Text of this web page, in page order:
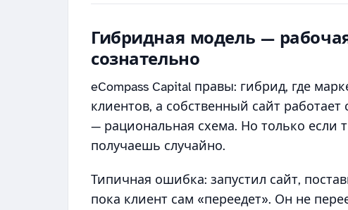
Гибридная модель —
сознательно
eCompass Capital правы: гибрид, где
клиентов, а собственный сайт
— рациональная схема. Но только если
получаешь случайно.
Типичная ошибка: запустил сайт,
пока клиент сам «переедет». Он не